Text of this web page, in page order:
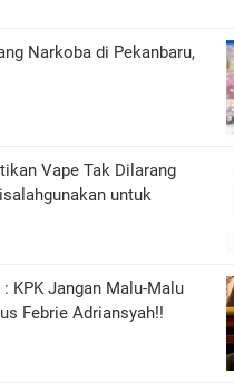
Narkoba di Pekanbaru,
Vape Tak Dilarang
untuk
KPK Jangan Malu-Malu
Febrie Adriansyah!!